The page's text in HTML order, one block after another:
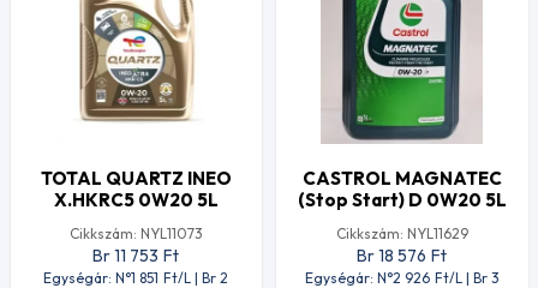
TOTAL QUARTZ INEO
X.HKRC5 0W20 5L
Cikkszám: NYL11073
Br 11 753 Ft
Egységár: N°1 851 Ft/L | Br 2
CASTROL MAGNATEC
(Stop Start) D 0W20 5L
Cikkszám: NYL11629
Br 18 576 Ft
Egységár: N°2 926 Ft/L | Br 3